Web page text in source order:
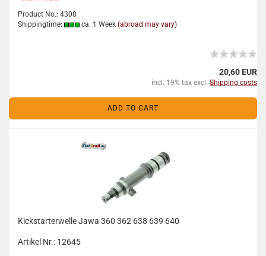
Product No.: 4308
Shippingtime:
ca. 1 Week (abroad may vary)
20,60 EUR
incl. 19% tax excl. Shipping costs
ADD TO CART
Kickstarterwelle Jawa 360 362 638 639 640
Artikel Nr.: 12645